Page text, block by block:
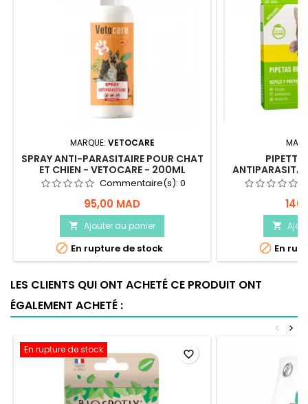
MARQUE: VETOCARE
SPRAY ANTI-PARASITAIRE POUR CHAT
ET CHIEN - VETOCARE - 200ML
Commentaire(s): 0
95,00 MAD
 Ajouter au panier
 En rupture de stock

 En
LES CLIENTS QUI ONT ACHETÉ CE PRODUIT ONT
ÉGALEMENT ACHETÉ :
>
<
En rupture de stock favorite_border